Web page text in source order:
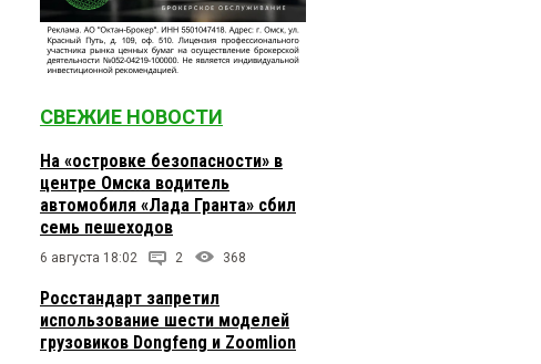
СВЕЖИЕ НОВОСТИ
На «островке безопасности» в
центре Омска водитель
автомобиля «Лада Гранта» сбил
семь пешеходов
6 августа 18:02 2 368
Росстандарт запретил
использование шести моделей
грузовиков Dongfeng и Zoomlion